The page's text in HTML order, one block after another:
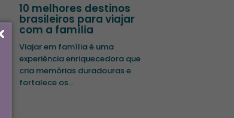
10 melhores destinos
brasileiros para viajar
com a família
Viajar em família é uma
experiência enriquecedora que
cria memórias duradouras e
fortalece os...